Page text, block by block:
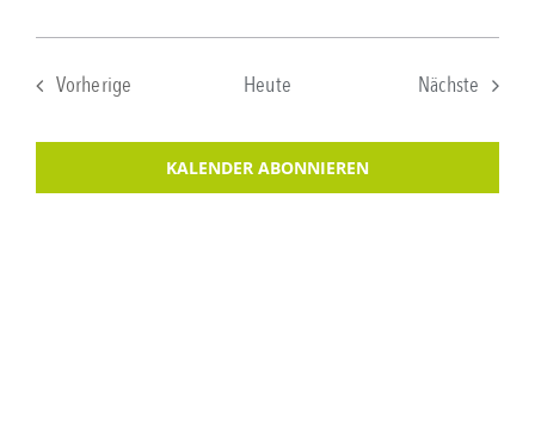
Vorherige
Heute Nächste
KALENDER ABONNIEREN